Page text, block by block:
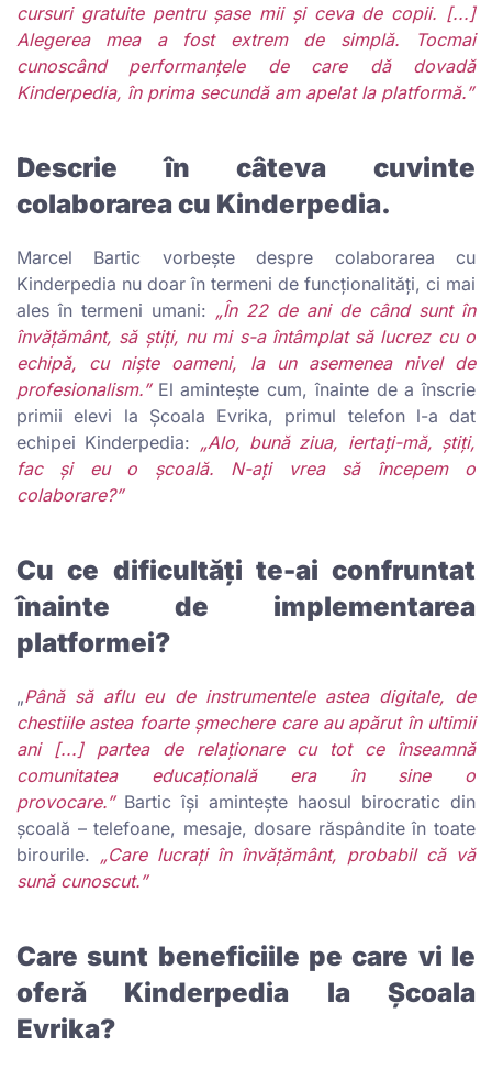
cursuri gratuite pentru șase mii și ceva de copii. [...]
Alegerea mea a fost extrem de simplă. Tocmai
cunoscând performanțele de care dă dovadă
Kinderpedia, în prima secundă am apelat la platformă.”
Descrie în câteva cuvinte
colaborarea cu Kinderpedia.
Marcel Bartic vorbește despre colaborarea cu
Kinderpedia nu doar în termeni de funcționalități, ci mai
ales în termeni umani: „În 22 de ani de când sunt în
învățământ, să știți, nu mi s-a întâmplat să lucrez cu o
echipă, cu niște oameni, la un asemenea nivel de
profesionalism.”El amintește cum, înainte de a înscrie
primii elevi la Școala Evrika, primul telefon l-a dat
echipei Kinderpedia: „Alo, bună ziua, iertați-mă, știți,
fac și eu o școală. N-ați vrea să începem o
colaborare?”
Cu ce dificultăți te-ai confruntat
înainte de implementarea
platformei?
„Până să aflu eu de instrumentele astea digitale, de
chestiile astea foarte șmechere care au apărut în ultimii
ani [...] partea de relaționare cu tot ce înseamnă
comunitatea educațională era în sine o
provocare.” Bartic își amintește haosul birocratic din
școală – telefoane, mesaje, dosare răspândite în toate
birourile. „Care lucrați în învățământ, probabil că vă
sună cunoscut.”
Care sunt beneficiile pe care vi le
oferă Kinderpedia la Școala
Evrika?